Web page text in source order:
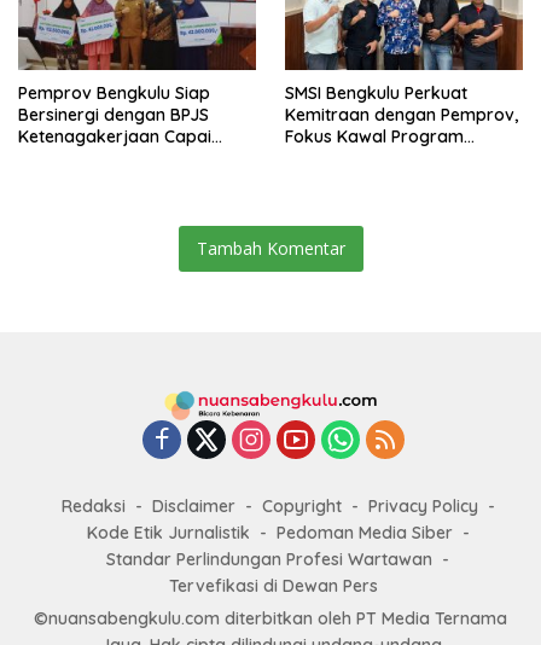
Pemprov Bengkulu Siap
Bersinergi dengan BPJS
Ketenagakerjaan Capai
SMSI Bengkulu Perkuat
Kemitraan dengan Pemprov,
Fokus Kawal Program
Tambah Komentar
Redaksi Disclaimer Copyright
Privacy Policy
Kode Etik Jurnalistik
Pedoman Media Siber
Standar Perlindungan Profesi Wartawan
Tervefikasi di Dewan Pers
©nuansabengkulu.com diterbitkan oleh PT Media Ternama